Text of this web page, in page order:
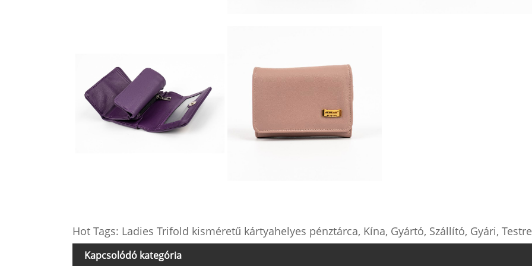
Hot Tags: Ladies Trifold kisméretű kártyahelyes pénztárca, Kína, Gyártó, Szállító, Gyári,
Kapcsolódó kategória